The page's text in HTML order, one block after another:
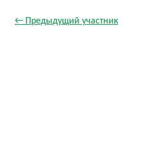
← Предыдущий участник